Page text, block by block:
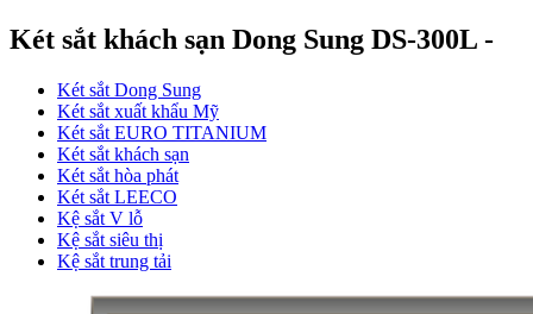
Két sắt khách sạn Dong Sung DS-300L -
Két sắt Dong Sung
Két sắt xuất khẩu Mỹ
Két sắt EURO TITANIUM
Két sắt khách sạn
Két sắt hòa phát
Két sắt LEECO
Kệ sắt V lỗ
Kệ sắt siêu thị
Kệ sắt trung tải